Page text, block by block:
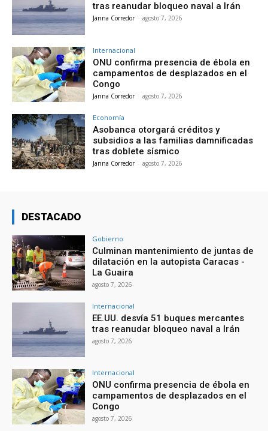
tras reanudar bloqueo naval a Irán
Janna Corredor - agosto 7, 2026
Internacional
ONU confirma presencia de ébola en
campamentos de desplazados en el
Congo
Janna Corredor - agosto 7, 2026
Economía
Asobanca otorgará créditos y
subsidios a las familias damnificadas
tras doblete sísmico
Janna Corredor - agosto 7, 2026
DESTACADO
Gobierno
Culminan mantenimiento de juntas de
dilatación en la autopista Caracas -
La Guaira
agosto 7, 2026
Internacional
EE.UU. desvía 51 buques mercantes
tras reanudar bloqueo naval a Irán
agosto 7, 2026
Internacional
ONU confirma presencia de ébola en
campamentos de desplazados en el
Congo
agosto 7, 2026